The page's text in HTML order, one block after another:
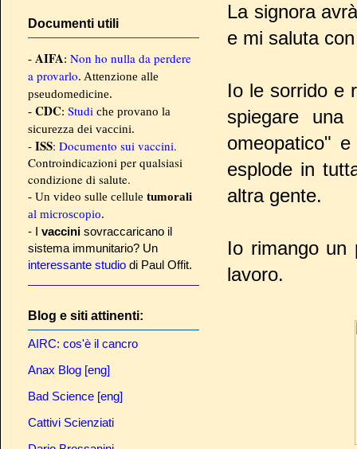
La signora
e mi saluta
Io le sorrido e
spiegare
omeopatico"
esplode in
altra gente.
Io rimango un
lavoro.
Documenti utili
- AIFA: Non ho nulla da perdere
a provarlo. Attenzione alle
pseudomedicine.
- CDC: Studi che provano la
sicurezza dei vaccini.
- ISS: Documento sui vaccini.
Controindicazioni per qualsiasi
condizione di salute.
- Un video sulle cellule tumorali
al microscopio.
- I vaccini sovraccaricano il
sistema immunitario? Un
interessante studio di Paul Offit.
Blog e siti attinenti:
AIRC: cos'è il cancro
Anax Blog [eng]
Bad Science [eng]
Cattivi Scienziati